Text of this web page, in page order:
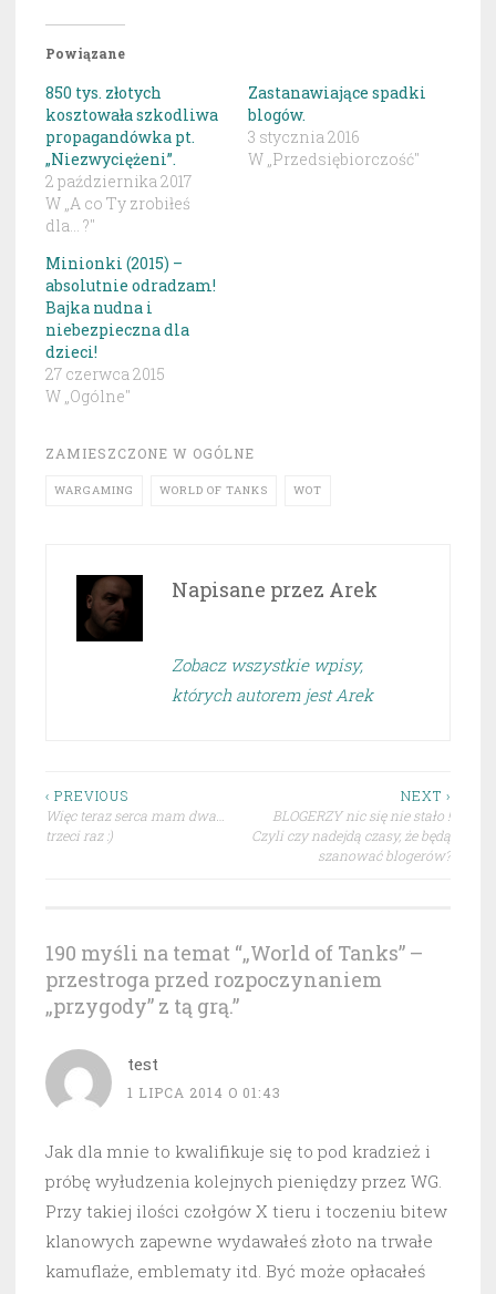
Powiązane
850 tys. złotych
kosztowała szkodliwa
propagandówka pt.
„Niezwyciężeni”.
2 października 2017
W „A co Ty zrobiłeś
dla... ?"
Zastanawiające spadki
blogów.
3 stycznia 2016
W „Przedsiębiorczość"
Minionki (2015) –
absolutnie odradzam!
Bajka nudna i
niebezpieczna dla
dzieci!
27 czerwca 2015
W „Ogólne"
ZAMIESZCZONE W OGÓLNE
WARGAMING WORLD OF TANKS WOT
Napisane przez Arek
Zobacz wszystkie wpisy,
których autorem jest Arek
Nawigacja
wpisu
‹ PREVIOUS
Więc teraz serca mam dwa…
trzeci raz :)
NEXT ›
BLOGERZY nic się nie stało !
Czyli czy nadejdą czasy, że będą
szanować blogerów?
190 myśli na temat “„World of Tanks” –
przestroga przed rozpoczynaniem
„przygody” z tą grą.”
test
1 LIPCA 2014 O 01:43
Jak dla mnie to kwalifikuje się to pod kradzież i
próbę wyłudzenia kolejnych pieniędzy przez WG.
Przy takiej ilości czołgów X tieru i toczeniu bitew
klanowych zapewne wydawałeś złoto na trwałe
kamuflaże, emblematy itd. Być może opłacałeś